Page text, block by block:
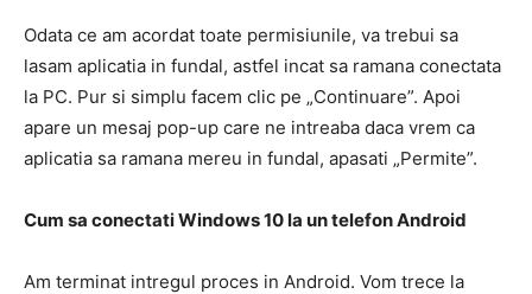
Odata ce am acordat toate permisiunile, va trebui sa
lasam aplicatia in fundal, astfel incat sa ramana conectata
la PC. Pur si simplu facem clic pe „Continuare”. Apoi
apare un mesaj pop-up care ne intreaba daca vrem ca
aplicatia sa ramana mereu in fundal, apasati „Permite”.
Cum sa conectati Windows 10 la un telefon Android
Am terminat intregul proces in Android. Vom trece la